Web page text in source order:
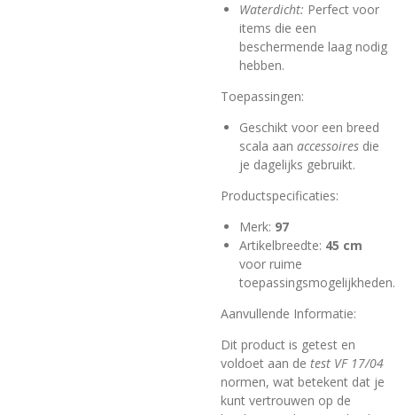
Waterdicht: Perfect voor
items die een
beschermende laag nodig
hebben.
Toepassingen:
Geschikt voor een breed
scala aan accessoires die
je dagelijks gebruikt.
Productspecificaties:
Merk: 97
Artikelbreedte: 45 cm
voor ruime
toepassingsmogelijkheden.
Aanvullende Informatie:
Dit product is getest en
voldoet aan de test VF 17/04
normen, wat betekent dat je
kunt vertrouwen op de